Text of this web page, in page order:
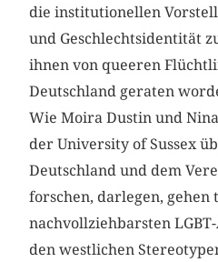
die institutionellen
und Geschlechtsidentität
ihnen von queeren
Deutschland geraten
Wie Moira Dustin und
der University of Sussex
Deutschland und dem
forschen, darlegen, gehen
nachvollziehbarsten
den westlichen